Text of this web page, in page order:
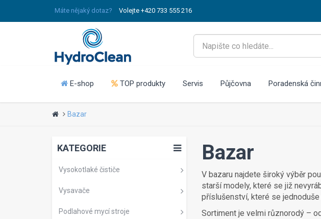
Máte nějaký dotaz? Volejte +420 733 555 216
E-shop TOP produkty Servis Půjčovna Poradenská
Bazar
KATEGORIE
Vysokotlaké čističe
Vysavače
Podlahové mycí stroje
Bazar
V bazaru najdete široký výběr
starší modely, které se již
příslušenství, které se jednoduše
Sortiment je velmi různorodý –